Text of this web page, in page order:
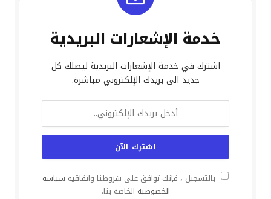
خدمة الإشعارات البريدية
اشترك في خدمة الإشعارات البريدية ليصلك كل
جديد الى بريدك الإلكتروني مباشرة.
بالتسجيل ، فإنك توافق على شروطنا واتفاقية سياسة
الخصوصية الخاصة بنا.